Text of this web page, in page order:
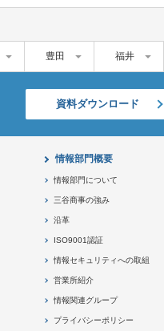
豊田 福井
資料ダウンロード
情報部門概要
情報部門について
三谷商事の強み
沿革
ISO9001認証
情報セキュリティへの取組
営業所紹介
情報関連グループ
プライバシーポリシー